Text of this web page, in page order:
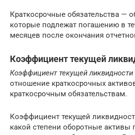
Краткосрочные обязательства —
которые подлежат погашению в
месяцев после окончания
Коэффициент текущей
Коэффициент текущей ликвидности
отношение краткосрочных
краткосрочным обязательствам.
Коэффициент текущей
какой степени оборотные активы